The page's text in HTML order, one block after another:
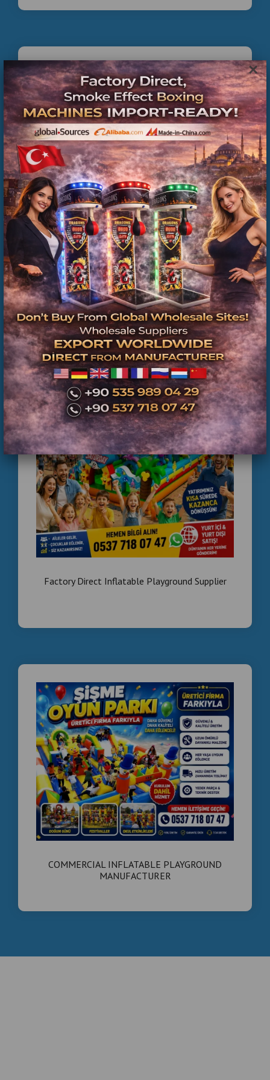
×
Commercial Inflatable Park Projects Worldwide
Factory Direct Inflatable Playground Supplier
COMMERCIAL INFLATABLE PLAYGROUND
MANUFACTURER